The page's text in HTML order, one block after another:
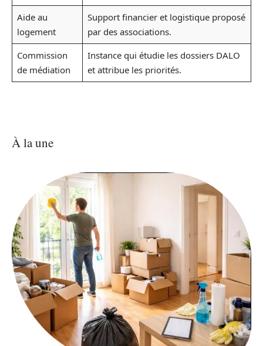
Aide au
logement
Support financier et logistique proposé
par des associations.
Commission
de médiation
Instance qui étudie les dossiers DALO
et attribue les priorités.
À la une